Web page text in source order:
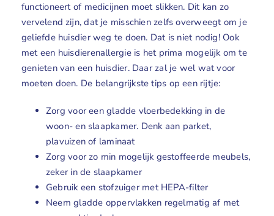
Geuren
Contact
functioneert of medicijnen moet slikken. Dit kan zo
vervelend zijn, dat je misschien zelfs overweegt om je
geliefde huisdier weg te doen. Dat is niet nodig! Ook
met een huisdierenallergie is het prima mogelijk om te
genieten van een huisdier. Daar zal je wel wat voor
moeten doen. De belangrijkste tips op een rijtje:
Zorg voor een gladde vloerbedekking in de
woon- en slaapkamer. Denk aan parket,
plavuizen of laminaat
Zorg voor zo min mogelijk gestoffeerde meubels,
zeker in de slaapkamer
Gebruik een stofzuiger met HEPA-filter
Neem gladde oppervlakken regelmatig af met